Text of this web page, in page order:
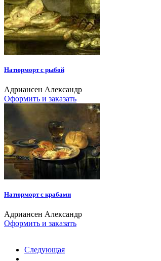
Натюрморт с рыбой
Адриансен Александр
Оформить и заказать
Натюрморт с крабами
Адриансен Александр
Оформить и заказать
Следующая